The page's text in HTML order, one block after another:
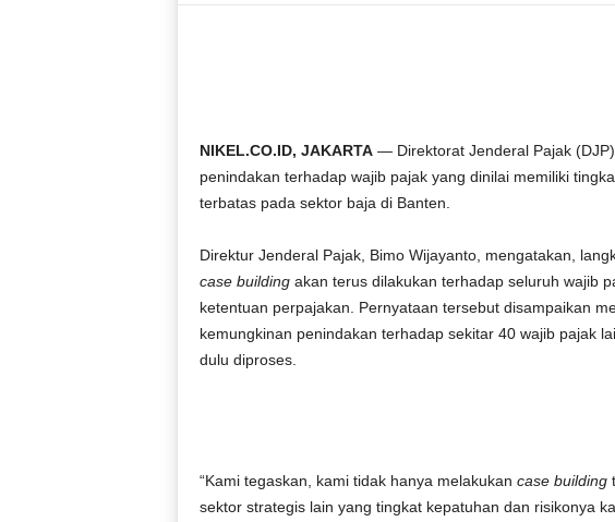
NIKEL.CO.ID, JAKARTA— Direktorat Jenderal Pajak
penindakan terhadap wajib pajak yang dinilai memiliki
terbatas pada sektor baja di Banten.
Direktur Jenderal Pajak, Bimo Wijayanto, mengatakan,
case buildingakan terus dilakukan terhadap seluruh wajib
ketentuan perpajakan. Pernyataan tersebut disampaikan
kemungkinan penindakan terhadap sekitar 40 wajib pajak
dulu diproses.
“Kami tegaskan, kami tidak hanya melakukan case building
sektor strategis lain yang tingkat kepatuhan dan risikonya